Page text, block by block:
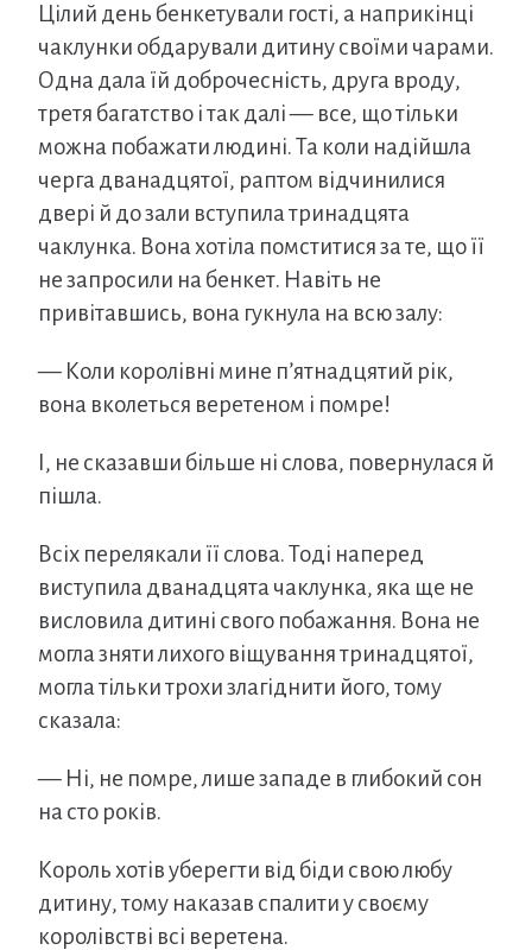
Цілий день бенкетували гості, а наприкінці
чаклунки обдарували дитину своїми чарами.
Одна дала їй доброчесність, друга вроду,
третя багатство і так далі — все, що тільки
можна побажати людині. Та коли надійшла
черга дванадцятої, раптом відчинилися
двері й до зали вступила тринадцята
чаклунка. Вона хотіла помститися за те, що її
не запросили на бенкет. Навіть не
привітавшись, вона гукнула на всю залу:
— Коли королівні мине п’ятнадцятий рік,
вона вколеться веретеном і помре!
І, не сказавши більше ні слова, повернулася й
пішла.
Всіх перелякали її слова. Тоді наперед
виступила дванадцята чаклунка, яка ще не
висловила дитині свого побажання. Вона не
могла зняти лихого віщування тринадцятої,
могла тільки трохи злагіднити його, тому
сказала:
— Ні, не помре, лише западе в глибокий сон
на сто років.
Король хотів уберегти від біди свою любу
дитину, тому наказав спалити у своєму
королівстві всі веретена.